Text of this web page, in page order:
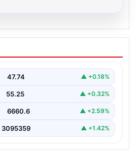
İle Dijital İletişimin
Ve Muhabbet
güvenli bir tarzda irtibat
47.74 ▲ +0.18%
55.25 ▲ +0.32%
6660.6 ▲ +2.59%
3095359 ▲ +1.42%